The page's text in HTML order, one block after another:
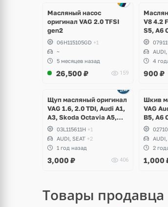
Масляный насос
оригинал VAG 2.0 TFSI
gen2
06H115105GD +1
~
5 месяцев назад
26,500 ₽ 159
V8 4.2
S5, A6
Q7,
AUDI,
4
900 ₽
Щуп масляный оригинал
VAG 1.6, 2.0 TDI, Audi A1,
A3, Skoda Octavia A5,
Superb, Yeti, Rapid,
Volkswagen Golf V, VI,
Plus, Jetta, Scirocco,
Caddy, Passat B6, B7,
Polo, Touran, Seat Leon,
03L115611H +1
AUDI, SEAT +2
1 год назад
3,000 ₽ 406
Шкив
VAG
B5, A6
Passat
Seat
Ibiza
AUDI,
2
1,000
Товары продавца